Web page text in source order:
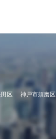
区
神戸市須磨区